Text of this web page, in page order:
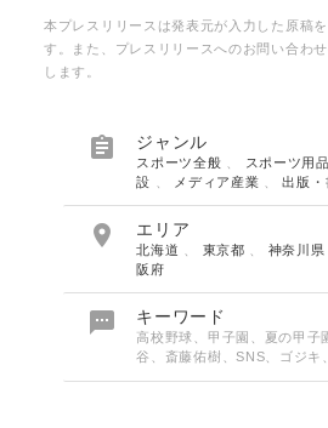
本プレスリリースは発表元が入力した原稿
す。また、プレスリリースへのお問い合わ
します。
 ジャンル
スポーツ全般 スポーツ用品
設
メディア産業 、出版・
 エリア
北海道 東京都 神奈川県
阪府
 キーワード
高校野球、甲子園、夏の甲子
谷、斎藤佑樹、SNS、ゴジキ